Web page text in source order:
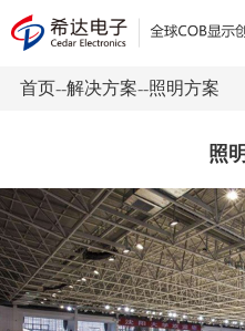
首页--解决方案--照明方案
照